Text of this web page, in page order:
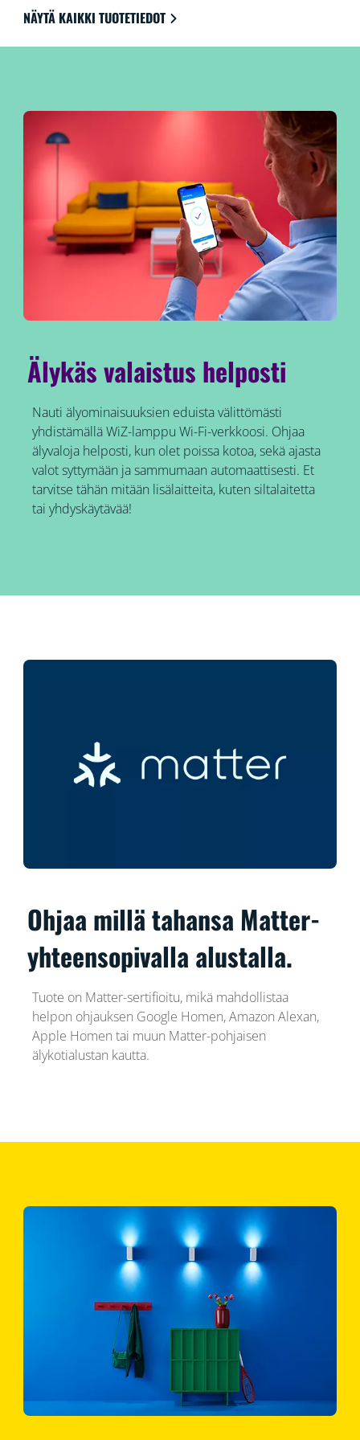
kanssa, joten ohjaus on erittäin kätevää.
NÄYTÄ KAIKKI TUOTETIEDOT
Älykäs valaistus helposti
Nauti älyominaisuuksien eduista välittömästi
yhdistämällä WiZ-lamppu Wi-Fi-verkkoosi. Ohjaa
älyvaloja helposti, kun olet poissa kotoa, sekä ajasta
valot syttymään ja sammumaan automaattisesti. Et
tarvitse tähän mitään lisälaitteita, kuten siltalaitetta
tai yhdyskäytävää!
Ohjaa millä tahansa Matter-
yhteensopivalla alustalla.
Tuote on Matter-sertifioitu, mikä mahdollistaa
helpon ohjauksen Google Homen, Amazon Alexan,
Apple Homen tai muun Matter-pohjaisen
älykotialustan kautta.